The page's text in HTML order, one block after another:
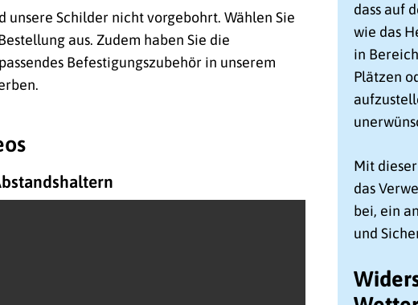
unsere Schilder nicht vorgebohrt. Wählen Sie
aus. Zudem haben Sie die
Befestigungszubehör in unserem
dass auf
wie das
in
Plätzen
Mit
das
bei, ein
und